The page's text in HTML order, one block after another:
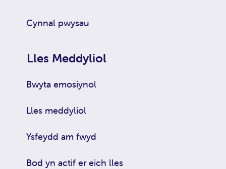
Cynnal pwysau
Lles Meddyliol
Bwyta emosiynol
Lles meddyliol
Ysfeydd am fwyd
Bod yn actif er eich lles